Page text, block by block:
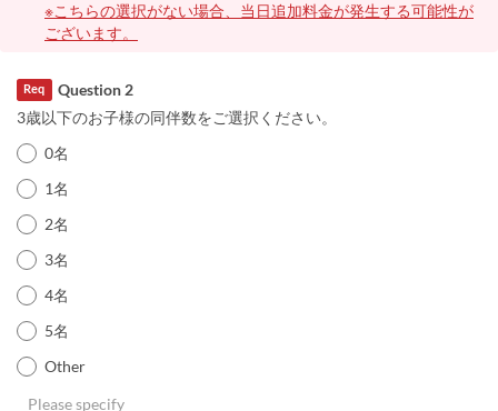
※こちらの選択がない場合、当日追加料金が発生する可能性が
ございます。
Question 2
Req
3歳以下のお子様の同伴数をご選択ください。
0名
1名
2名
3名
4名
5名
Other